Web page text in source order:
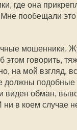
где она
пообещали это
мошенники.
этом говорить,
на мой взгляд,
должны подобные
виден обман,
ни в коем случае